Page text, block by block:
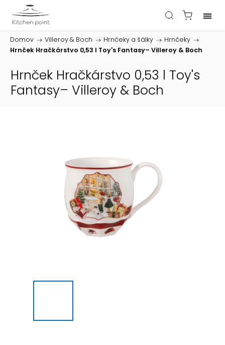
Domov / Villeroy & Boch / Hrnčeky a šálky / Hrnčeky /
Hrnček Hračkárstvo 0,53 l Toy's Fantasy– Villeroy & Boch
Hrnček Hračkárstvo 0,53 l Toy's
Fantasy– Villeroy & Boch